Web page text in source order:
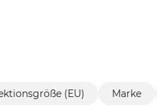
(EU) Marke